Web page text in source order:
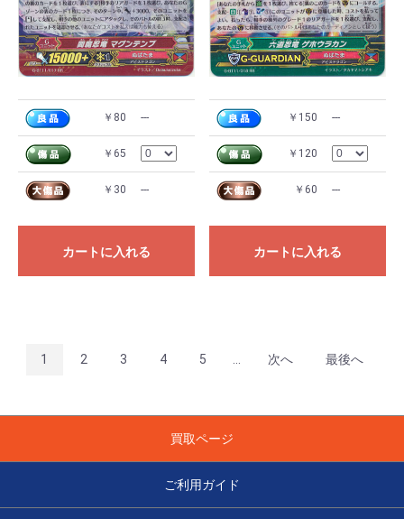
￥80 ---
￥65
￥30 ---
カートに入れる
￥150 ---
￥120
￥60 ---
カートに入れる
1 2 3 4 5 ... 次へ 最後へ
買取ページ
ご利用ガイド